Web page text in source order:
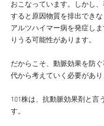
おこなっています。しかし
すると原因物質を排出でき
アルツハイマー病を発症し
りうる可能性があります。
だからこそ、動脈効果を防
代から考えていく必要があり
101株は、抗動脈効果剤と言
す。